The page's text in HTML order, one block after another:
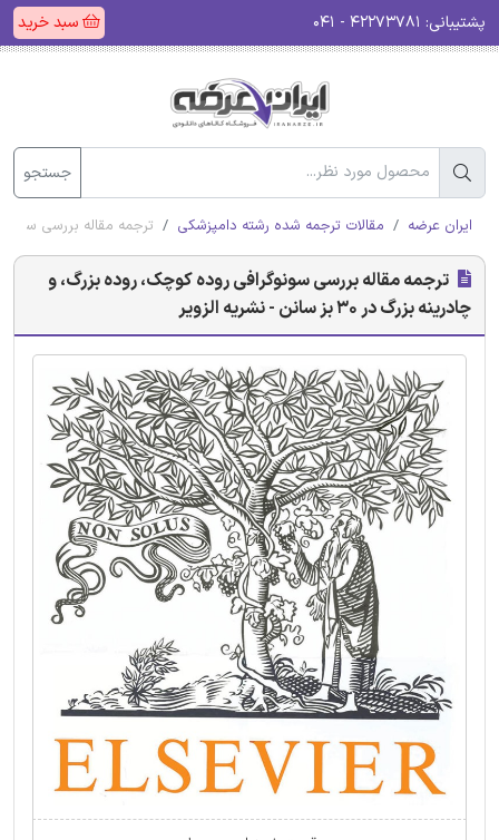
پشتیبانی: سبد خرید
جستجو
ایران عرضه مقالات ترجمه شده رشته دامپزشکی ترجمه مقاله بررسی سونوگرافی
ترجمه مقاله بررسی سونوگرافی روده کوچک، روده بزرگ، و
چادرینه بزرگ در 30 بز سانن - نشریه الزویر